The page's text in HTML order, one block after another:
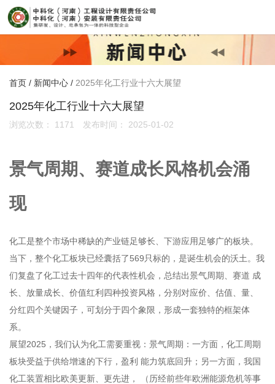
首页 / 新闻中心 / 2025年化工行业十六大展望
2025年化工行业十六大展望
浏览次数： 1171 发布时间： 2025-01-02
景气周期、赛道成长风格机会涌
现
化工是整个市场中稀缺的产业链足够长、下游应用足够广的板块。
当下，整个化工板块已经囊括了569只标的，是诞生机会的沃土。我
们复盘了化工过去十四年的代表性机会，总结出景气周期、赛道 成
长、放量成长、价值红利四种投资风格，分别对应价、估值、量、
分红四个关键因子，可划分于四个象限，形成一套独特的框架体
系。
展望2025，我们认为化工需要重视：景气周期：一方面，化工周期
板块受益于供给增速的下行，盈利 能力筑底回升；另一方面，我国
化工装置相比欧美更新、更先进， （历经前些年欧洲能源危机等事